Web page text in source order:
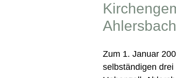
Zum 1. Januar
selbständigen